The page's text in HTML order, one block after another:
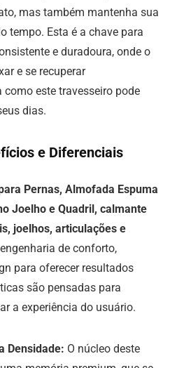
mas também mantenha sua
tempo. Esta é a chave para
e duradoura, onde o
e se recuperar
este travesseiro pode
dias.
e Diferenciais
Pernas, Almofada Espuma
Joelho e Quadril, calmante
joelhos, articulações e
de conforto,
para oferecer resultados
são pensadas para
a experiência do usuário.
Densidade: O núcleo deste